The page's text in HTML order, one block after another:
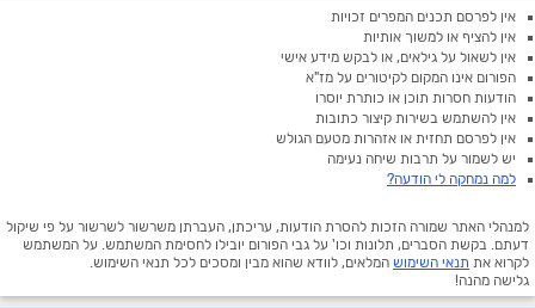
אין לפרסם תכנים המפרים זכויות
אין להציף או למשוך אותיות
אין לשאול על גילאים, או לבקש מידע אישי
הפורום אינו המקום לקיטורים על מז"א
הודעות חסרות תוכן או כותרת יוסרו
אין להשתמש בשירות קיצור כתובות
אין לפרסם תחזית או אזהרות מטעם הגולש
יש לשמור על תרבות שיחה נעימה
למה נמחקה לי הודעה?
למנהלי האתר שמורה הזכות להסרת הודעות, עריכתן, העברתן משרשור לשרשור על פי שיקול
דעתם. בקשת הסברים, תלונות וכו' על גבי הפורום יובילו לחסימת המשתמש. על המשתמש
לקרוא את תנאי השימוש המלאים, לוודא שהוא מבין ומסכים לכל תנאי השימוש.
גלישה מהנה!